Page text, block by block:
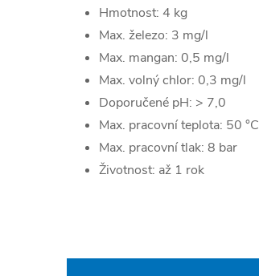
Hmotnost: 4 kg
Max. železo: 3 mg/l
Max. mangan: 0,5 mg/l
Max. volný chlor: 0,3 mg/l
Doporučené pH: > 7,0
Max. pracovní teplota: 50 °C
Max. pracovní tlak: 8 bar
Životnost: až 1 rok